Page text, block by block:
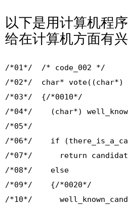
以下是用计算机程
给在计算机方面有
/*01*/ /* code_002 */
/*02*/ char* vote((char*)
/*03*/ {/*0010*/
/*04*/ (char*)
/*05*/
/*06*/ if
/*07*/ return
/*08*/ else
/*09*/ {/*0020*/
/*10*/